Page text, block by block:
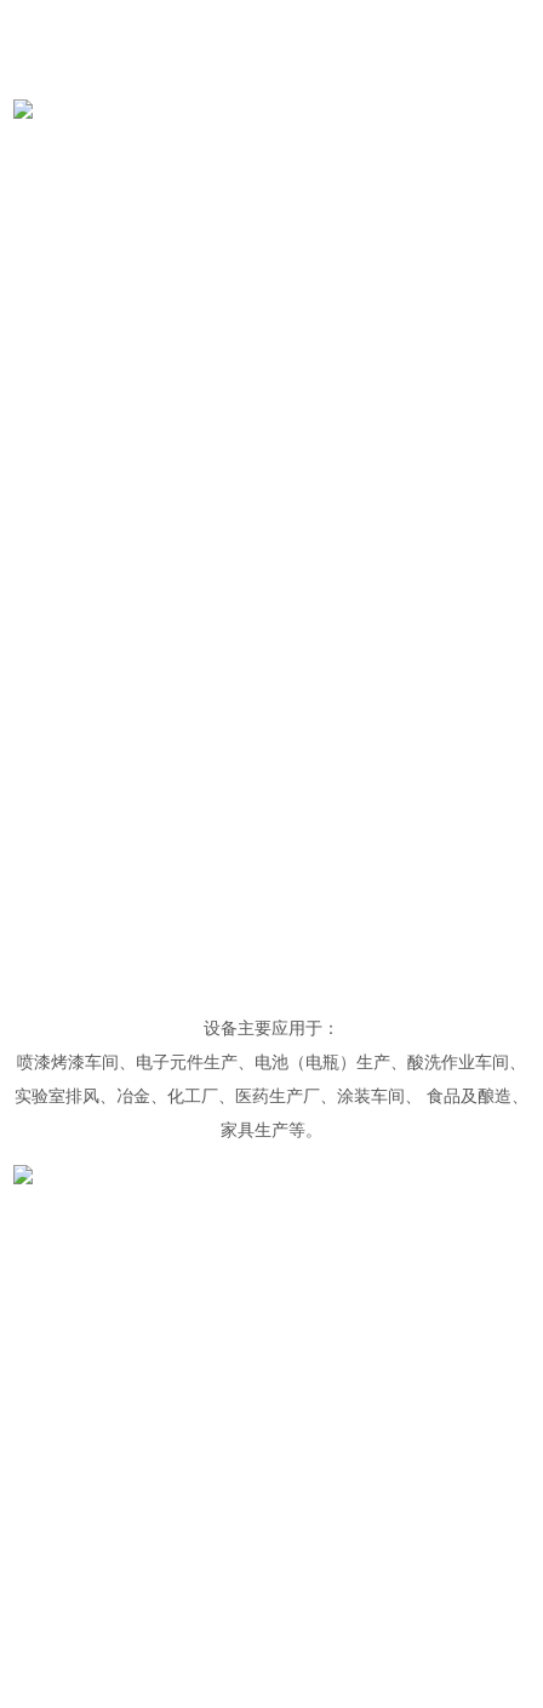
设备主要应用于：
喷漆烤漆车间、电子元件生产、电池（电瓶）生产、酸洗作业车间、
实验室排风、冶金、化工厂、医药生产厂、涂装车间、 食品及酿造、
家具生产等。